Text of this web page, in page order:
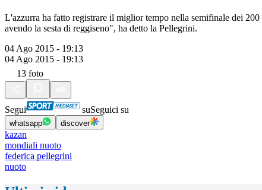
L'azzurra ha fatto registrare il miglior tempo nella semifinale dei
avendo la sesta di reggiseno", ha detto la Pellegrini.
04 Ago 2015 - 19:13
04 Ago 2015 - 19:13
13 foto
Segui suSeguici su
whatsapp discover
kazan
mondiali nuoto
federica pellegrini
nuoto